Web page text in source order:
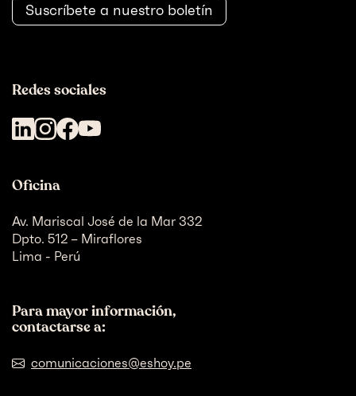
Suscríbete a nuestro boletín
Redes sociales
Oficina
Av. Mariscal José de la Mar 332
Dpto. 512 – Miraflores
Lima - Perú
Para mayor información,
contactarse a:
comunicaciones@eshoy.pe